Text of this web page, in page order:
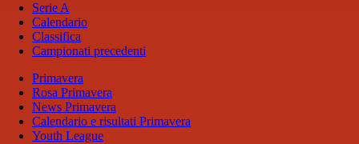
Serie A
Calendario
Classifica
Campionati precedenti
Primavera
Rosa Primavera
News Primavera
Calendario e risultati Primavera
Youth League